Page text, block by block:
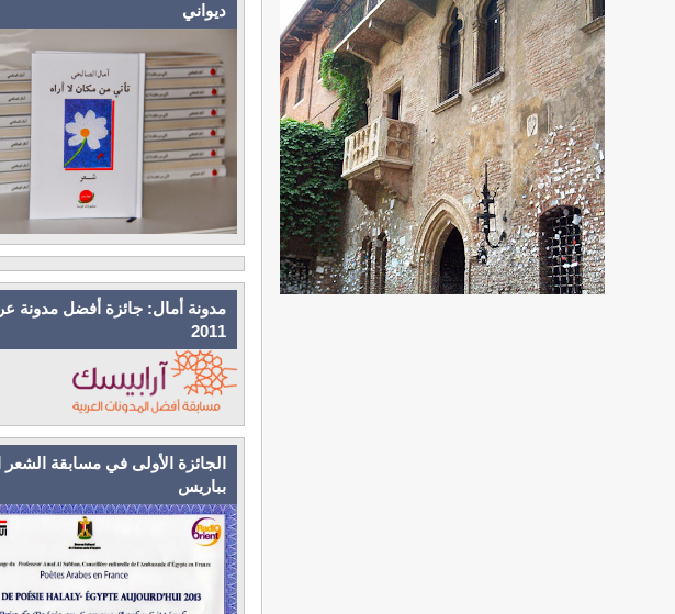
ديواني
مدونة أمال: جائزة أفضل مدونة
2011
الجائزة الأولى في مسابقة الشعر
بباريس